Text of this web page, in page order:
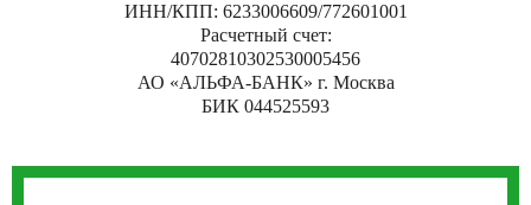
ИНН/КПП: 6233006609/772601001
Расчетный счет:
40702810302530005456
АО «АЛЬФА-БАНК» г. Москва
БИК 044525593